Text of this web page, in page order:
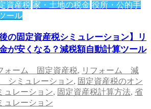
資産税 家・土地の税金 役所・公的手
ール
の固定資産税シミュレーション】リ
が安くなる？減税額自動計算ツール
ォーム 固定資産税, リフォーム 減
シミュレーション, 固定資産税のオン
ュレーション, 固定資産税計算方法, 省
レーション